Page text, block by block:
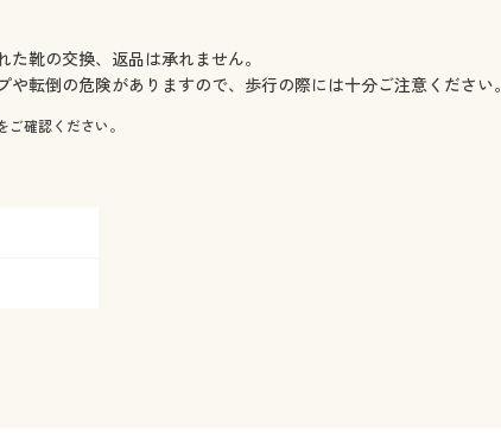
靴の交換、返品は承れません。
転倒の危険がありますので、歩行の際には十分ご注意ください。
ご確認ください。